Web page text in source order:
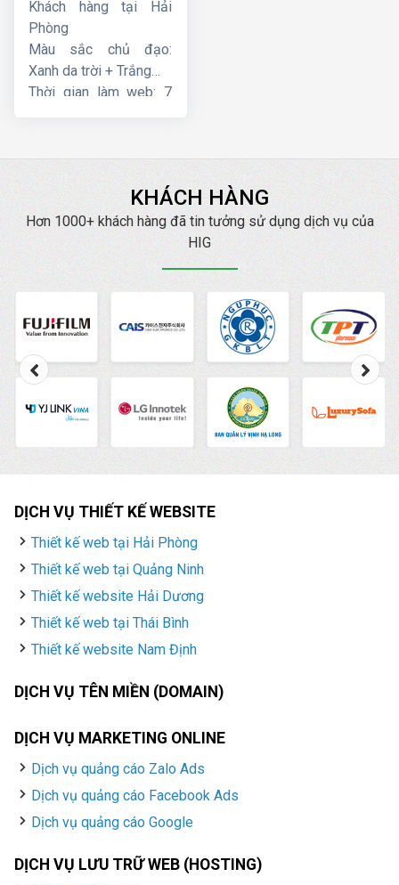
Khách hàng tại Hải
Phòng
Màu sắc chủ đạo:
Xanh da trời + Trắng
Thời gian làm web: 7
KHÁCH HÀNG
Hơn 1000+ khách hàng đã tin tưởng sử dụng dịch vụ của
HIG
DỊCH VỤ THIẾT KẾ WEBSITE
Thiết kế web tại Hải Phòng
Thiết kế web tại Quảng Ninh
Thiết kế website Hải Dương
Thiết kế web tại Thái Bình
Thiết kế website Nam Định
DỊCH VỤ TÊN MIỀN (DOMAIN)
DỊCH VỤ MARKETING ONLINE
Dịch vụ quảng cáo Zalo Ads
Dịch vụ quảng cáo Facebook Ads
Dịch vụ quảng cáo Google
DỊCH VỤ LƯU TRỮ WEB (HOSTING)